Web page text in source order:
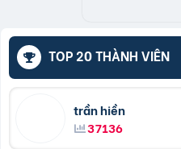
TOP 20 THÀNH VIÊN
trần hiền
37136